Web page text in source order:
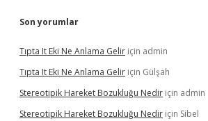
Son yorumlar
Tıpta It Eki Ne Anlama Gelir için admin
Tıpta It Eki Ne Anlama Gelir için Gülşah
Stereotipik Hareket Bozukluğu Nedir için admin
Stereotipik Hareket Bozukluğu Nedir için Sibel